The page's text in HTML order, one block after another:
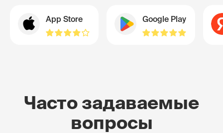
App Store Google Play
Часто задаваемые
вопросы